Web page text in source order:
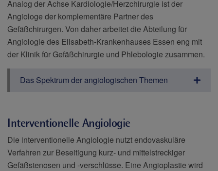
Analog der Achse Kardiologie/Herzchirurgie ist der
Angiologe der komplementäre Partner des
Gefäßchirurgen. Von daher arbeitet die Abteilung für
Angiologie des Elisabeth-Krankenhauses Essen eng mit
der Klinik für Gefäßchirurgie und Phlebologie zusammen.
Das Spektrum der angiologischen Themen
Interventionelle Angiologie
Die interventionelle Angiologie nutzt endovaskuläre
Verfahren zur Beseitigung kurz- und mittelstreckiger
Gefäßstenosen und -verschlüsse. Eine Angioplastie wird